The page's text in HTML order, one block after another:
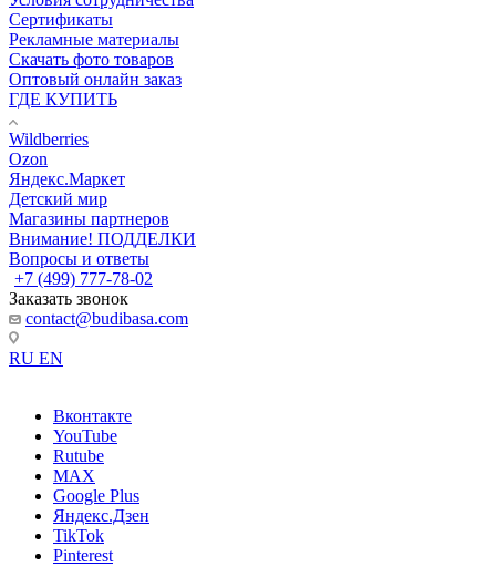
Сертификаты
Рекламные материалы
Скачать фото товаров
Оптовый онлайн заказ
ГДЕ КУПИТЬ
Wildberries
Ozon
Яндекс.Маркет
Детский мир
Магазины партнеров
Внимание! ПОДДЕЛКИ
Вопросы и ответы
+7 (499) 777-78-02
Заказать звонок
contact@budibasa.com
RU EN
Вконтакте
YouTube
Rutube
MAX
Google Plus
Яндекс.Дзен
TikTok
Pinterest